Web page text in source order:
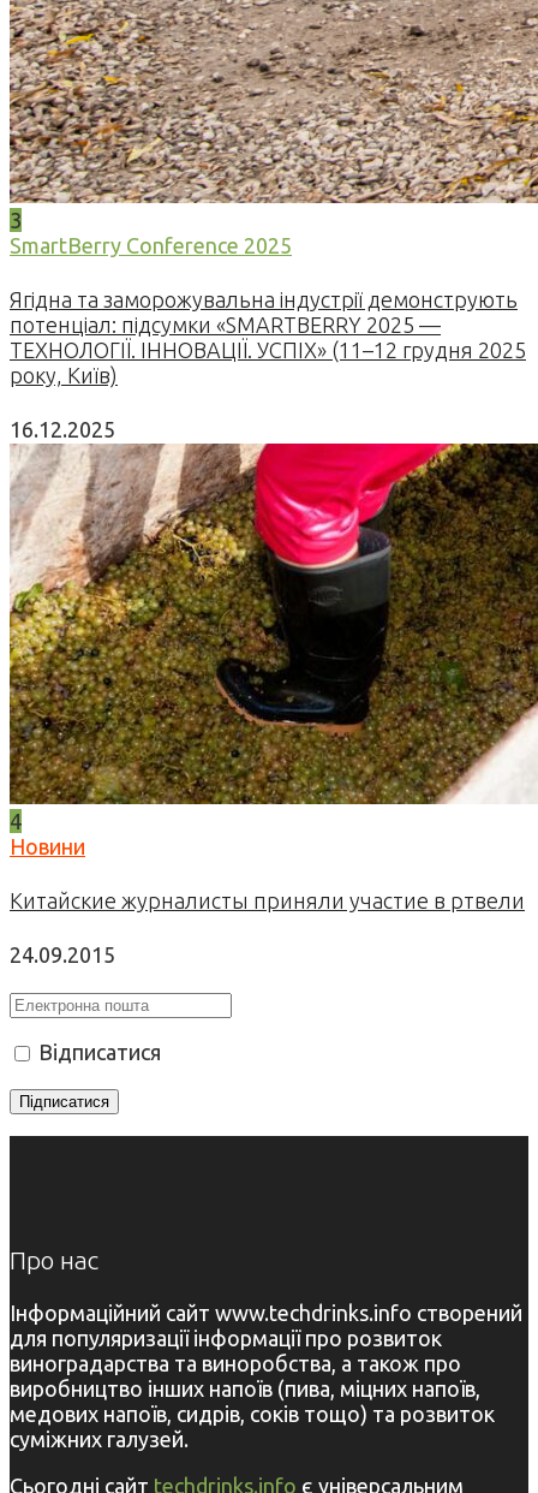
3
SmartBerry Conference 2025
Ягідна та заморожувальна індустрії демонструють
потенціал: підсумки «SMARTBERRY 2025 —
ТЕХНОЛОГІЇ. ІННОВАЦІЇ. УСПІХ» (11–12 грудня 2025
року, Київ)
16.12.2025
4
Новини
Китайские журналисты приняли участие в ртвели
24.09.2015
Відписатися
Про нас
Інформаційний сайт www.techdrinks.info створений
для популяризації інформації про розвиток
виноградарства та виноробства, а також про
виробництво інших напоїв (пива, міцних напоїв,
медових напоїв, сидрів, соків тощо) та розвиток
суміжних галузей.
Сьогодні сайт techdrinks.info є універсальним